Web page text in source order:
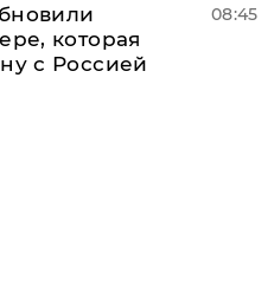
которая
с Россией
08:45